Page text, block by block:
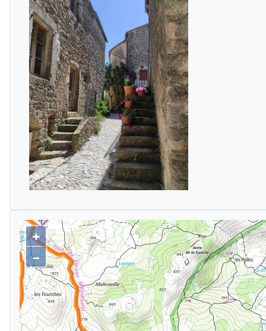
+
–
tracé GPS
carte ign